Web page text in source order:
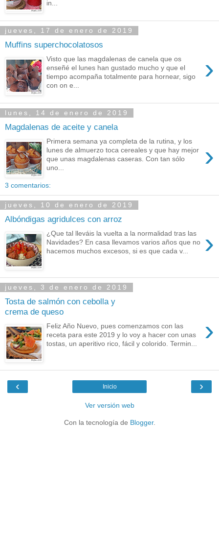
in...
jueves, 17 de enero de 2019
Muffins superchocolatosos
›
Visto que las magdalenas de canela que os
enseñé el lunes han gustado mucho y que el
tiempo acompaña totalmente para hornear, sigo
con on e...
lunes, 14 de enero de 2019
Magdalenas de aceite y canela
›
Primera semana ya completa de la rutina, y los
lunes de almuerzo toca cereales y que hay mejor
que unas magdalenas caseras. Con tan sólo
uno...
3 comentarios:
jueves, 10 de enero de 2019
Albóndigas agridulces con arroz
›
¿Que tal lleváis la vuelta a la normalidad tras las
Navidades? En casa llevamos varios años que no
hacemos muchos excesos, si es que cada v...
jueves, 3 de enero de 2019
Tosta de salmón con cebolla y
crema de queso
›
Feliz Año Nuevo, pues comenzamos con las
receta para este 2019 y lo voy a hacer con unas
tostas, un aperitivo rico, fácil y colorido. Termin...
‹ ›
Inicio
Ver versión web
Con la tecnología de Blogger.